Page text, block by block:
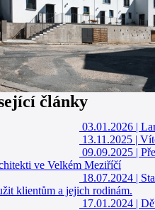
články
03.01.2026 |
13.11.2025 |
09.09.2025 |
ve Velkém Meziříčí
18.07.2024 |
klientům a jejich rodinám.
17.01.2024 |